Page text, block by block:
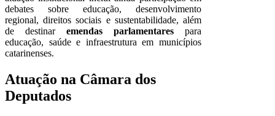
debates sobre educação, desenvolvimento
regional, direitos sociais e sustentabilidade, além
de destinar emendas parlamentares para
educação, saúde e infraestrutura em municípios
catarinenses.
Atuação na Câmara dos
Deputados